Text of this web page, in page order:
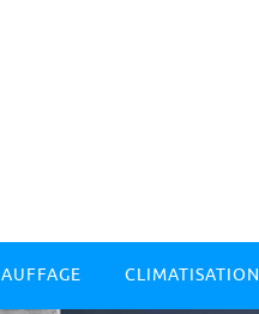
CLIMATISATION